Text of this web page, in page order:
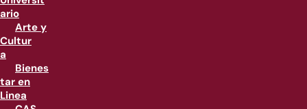
ario
Arte y
Cultur
a
Bienes
tar en
Linea